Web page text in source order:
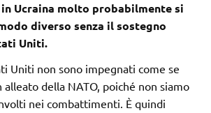
Ucraina molto probabilmente si
diverso senza il sostegno
Uniti.
Uniti non sono impegnati come se
alleato della NATO, poiché non siamo
nei combattimenti. È quindi